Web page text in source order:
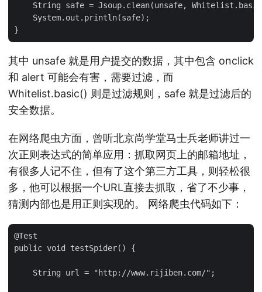
String safe = Jsoup.clean(unsafe,
    System.out.println(safe);
其中 unsafe 就是用户提交的数据，其中包含 onclick
和 alert 可能会有害，需要过滤，而
Whitelist.basic() 则是过滤规则，safe 就是过滤后的
安全数据。
在网络爬虫方面，曾听北京尚学堂马士兵老师讲过一
次正则表达式的简单应用：抓取网页上的邮箱地址，
有很多人记不住，但有了这个第三方工具，则轻松很
多，他可以根据一个URL直接去抓取，省了不少事，
猜测内部也是用正则实现的。 网络爬虫代码如下：
@Test
public void testSpider() {
    String url = "http://www.rijiben.com/";